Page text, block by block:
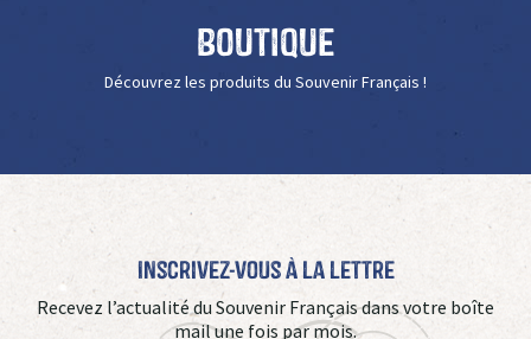
Boutique
Découvrez les produits du Souvenir Français !
Inscrivez-vous à La Lettre
Recevez l’actualité du Souvenir Français dans votre boîte
mail une fois par mois.